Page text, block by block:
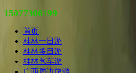
15077306199
首页
桂林一日游
桂林多日游
桂林包车游
广西周边旅游